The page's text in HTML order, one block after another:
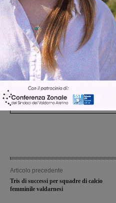
Cronaca 4 Agosto 2026
Un anno fa la strage in
Gianni, Giulia e
processo, lo stop ai
Cronaca 3 Agosto 2026
Scomparso da una
Fiorentino l’uomo che
Levane nel 2020
Articolo precedente
Tris di successi per squadre di calcio
femminile valdarnesi